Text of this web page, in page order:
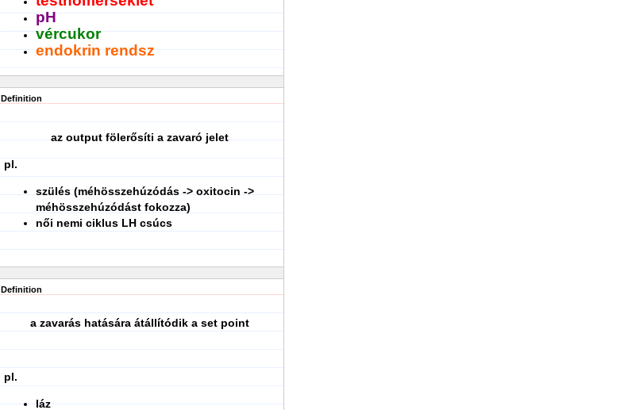
pH
vércukor
endokrin rendsz
Definition
az output fölerősíti a zavaró jelet
pl.
szülés (méhösszehúzódás -> oxitocin ->
méhösszehúzódást fokozza)
női nemi ciklus LH csúcs
Definition
a zavarás hatására átállítódik a set point
pl.
láz